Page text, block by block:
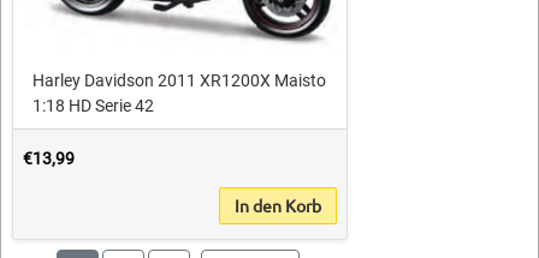
Harley Davidson 2011 XR1200X Maisto
1:18 HD Serie 42
€13,99
In den Korb